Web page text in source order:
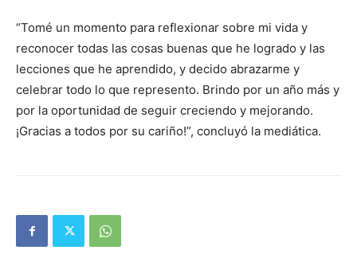
“Tomé un momento para reflexionar sobre mi vida y
reconocer todas las cosas buenas que he logrado y las
lecciones que he aprendido, y decido abrazarme y
celebrar todo lo que represento. Brindo por un año más y
por la oportunidad de seguir creciendo y mejorando.
¡Gracias a todos por su cariño!”, concluyó la mediática.